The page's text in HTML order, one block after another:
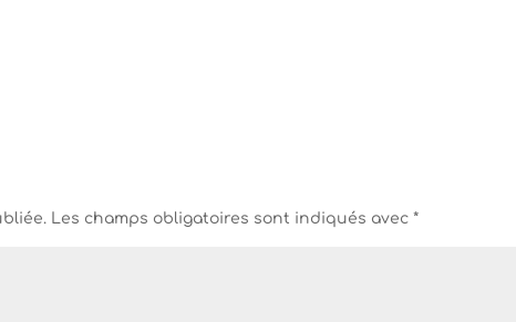
Les champs obligatoires sont indiqués avec*